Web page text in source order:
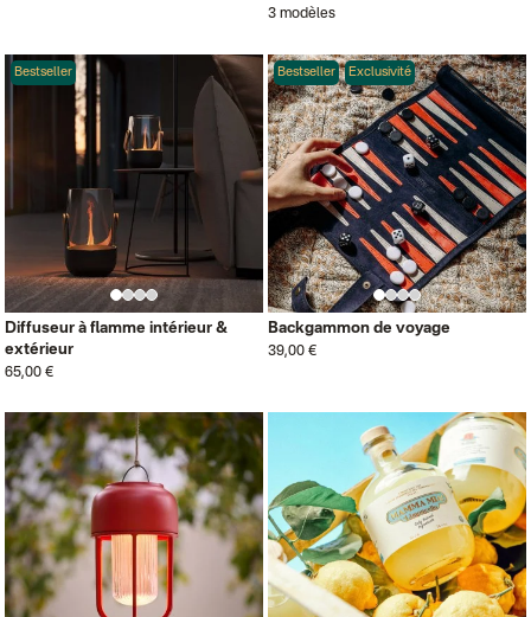
3 modèles
Bestseller
Diffuseur à flamme intérieur &
extérieur
65,00 €
Bestseller Exclusivité
Backgammon de voyage
39,00 €